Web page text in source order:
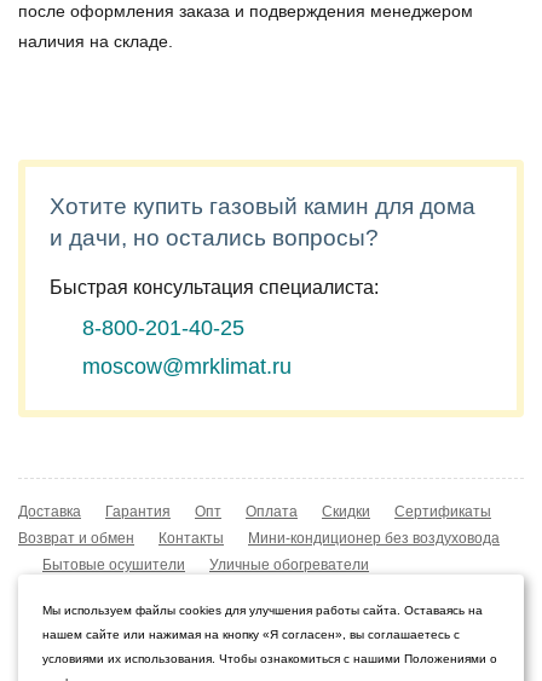
после оформления заказа и подверждения менеджером
наличия на складе.
Хотите купить газовый камин для дома
и дачи, но остались вопросы?
Быстрая консультация специалиста:
8-800-201-40-25
moscow@mrklimat.ru
Доставка Гарантия Опт Оплата Скидки
Сертификаты
Возврат и обмен
Контакты
Мини-кондиционер без воздуховода
Бытовые осушители
Уличные обогреватели
Охладители воздуха
Конвекторы NOBO
Мы используем файлы cookies для улучшения работы сайта. Оставаясь на
нашем сайте или нажимая на кнопку «Я согласен», вы соглашаетесь с
условиями их использования. Чтобы ознакомиться с нашими Положениями о